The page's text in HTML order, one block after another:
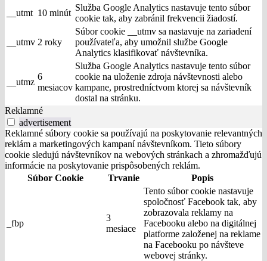
__utmt 10 minút
Služba Google Analytics nastavuje tento súbor
cookie tak, aby zabránil frekvencii žiadostí.
__utmv 2 roky
Súbor cookie __utmv sa nastavuje na zariadení
používateľa, aby umožnil službe Google
Analytics klasifikovať návštevníka.
__utmz
6
mesiacov
Služba Google Analytics nastavuje tento súbor
cookie na uloženie zdroja návštevnosti alebo
kampane, prostredníctvom ktorej sa návštevník
dostal na stránku.
Reklamné
advertisement
Reklamné súbory cookie sa používajú na poskytovanie relevantných
reklám a marketingových kampaní návštevníkom. Tieto súbory
cookie sledujú návštevníkov na webových stránkach a zhromažďujú
informácie na poskytovanie prispôsobených reklám.
Súbor Cookie
Trvanie Popis
_fbp
3
mesiace
Tento súbor cookie nastavuje
spoločnosť Facebook tak, aby
zobrazovala reklamy na
Facebooku alebo na digitálnej
platforme založenej na reklame
na Facebooku po návšteve
webovej stránky.